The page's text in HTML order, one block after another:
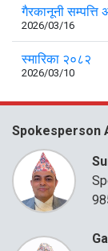
गैरकानूनी सम्पत्ति
2026/03/16
स्मारिका २०८२
2026/03/10
Spokesperson